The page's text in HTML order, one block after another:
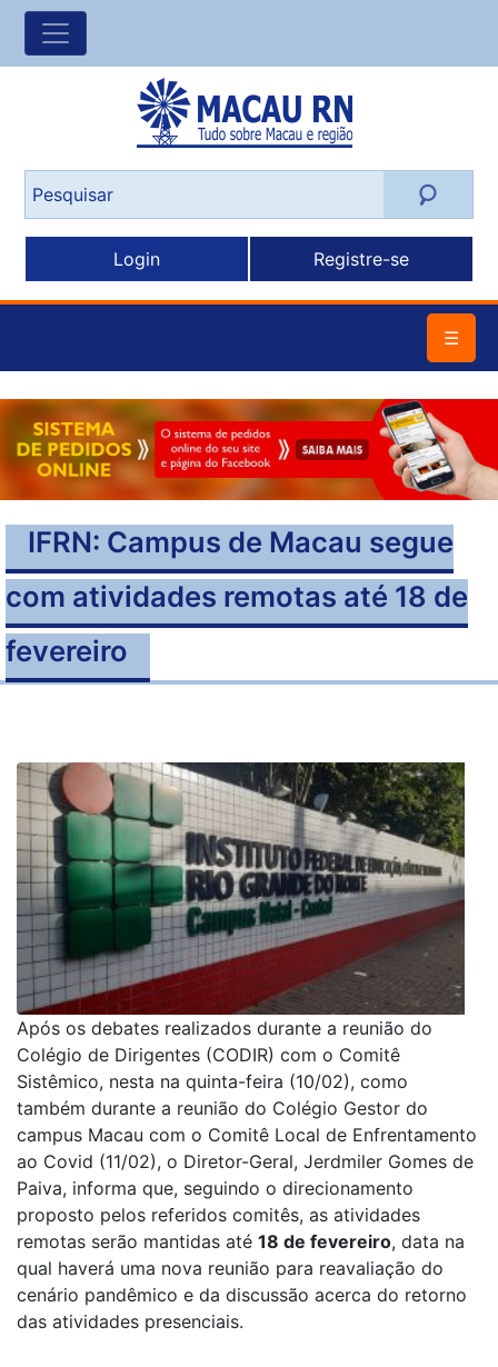
Login Registre-se
☰
IFRN: Campus de Macau segue
com atividades remotas até 18 de
fevereiro
Após os debates realizados durante a reunião do
Colégio de Dirigentes (CODIR) com o Comitê
Sistêmico, nesta na quinta-feira (10/02), como
também durante a reunião do Colégio Gestor do
campus Macau com o Comitê Local de Enfrentamento
ao Covid (11/02), o Diretor-Geral, Jerdmiler Gomes de
Paiva, informa que, seguindo o direcionamento
proposto pelos referidos comitês, as atividades
remotas serão mantidas até 18 de fevereiro, data na
qual haverá uma nova reunião para reavaliação do
cenário pandêmico e da discussão acerca do retorno
das atividades presenciais.